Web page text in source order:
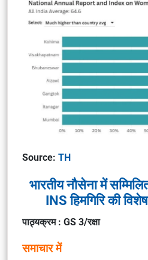
Source: TH
भारतीय नौसेना में
INS हिमगिरि की
पाठ्यक्रम : GS 3/रक्षा
समाचार में